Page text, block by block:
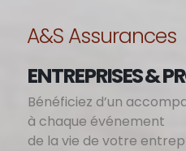
ENTREPRISES &
Bénéficiez d’un
à chaque événement
de la vie de votre
A&S Assurances